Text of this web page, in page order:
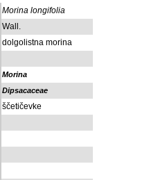
Morina longifolia
Wall.
dolgolistna morina
Morina
Dipsacaceae
ščetičevke